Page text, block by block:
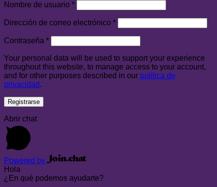
Nombre de usuario *
Dirección de correo electrónico *
Contraseña *
Your personal data will be used to support your experience
throughout this website, to manage access to your account,
and for other purposes described in our política de
privacidad.
Registrarse
Abrir chat
Powered by
Hola
¿En qué podemos ayudarte?